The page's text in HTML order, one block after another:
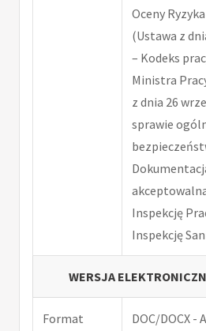
Oceny
(Ustawa z
– Kodeks
Ministra
z dnia 26
sprawie
Inspekcję
Inspekcję
WERSJA
Format
DOC/DOCX -